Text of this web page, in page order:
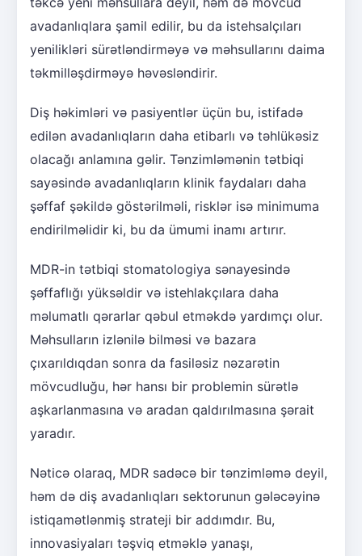
avadanlıqlara şamil edilir, bu da istehsalçıları
yenilikləri sürətləndirməyə və məhsullarını daima
təkmilləşdirməyə həvəsləndirir.
Diş həkimləri və pasiyentlər üçün bu, istifadə
edilən avadanlıqların daha etibarlı və təhlükəsiz
olacağı anlamına gəlir. Tənzimləmənin tətbiqi
sayəsində avadanlıqların klinik faydaları daha
şəffaf şəkildə göstərilməli, risklər isə minimuma
endirilməlidir ki, bu da ümumi inamı artırır.
MDR-in tətbiqi stomatologiya sənayesində
şəffaflığı yüksəldir və istehlakçılara daha
məlumatlı qərarlar qəbul etməkdə yardımçı olur.
Məhsulların izlənilə bilməsi və bazara
çıxarıldıqdan sonra da fasiləsiz nəzarətin
mövcudluğu, hər hansı bir problemin sürətlə
aşkarlanmasına və aradan qaldırılmasına şərait
yaradır.
Nəticə olaraq, MDR sadəcə bir tənzimləmə deyil,
həm də diş avadanlıqları sektorunun gələcəyinə
istiqamətlənmiş strateji bir addımdır. Bu,
innovasiyaları təşviq etməklə yanaşı,